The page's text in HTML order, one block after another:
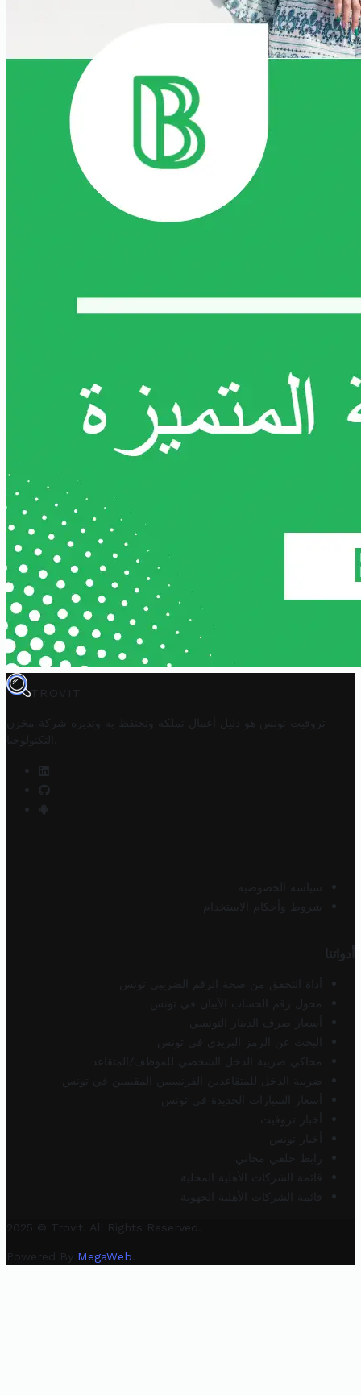
TROVIT
تروفيت تونس هو دليل أعمال تملكه وتحتفظ به وتديره
شركة مخزن
التكنولوجيا
سياسة الخصوصية
شروط وأحكام الاستخدام
أدواتنا
أداة التحقق من صحة الرقم الضريبي تونس
محول رقم الحساب الآيبان في تونس
أسعار صرف الدينار التونسي
البحث عن الرمز البريدي في تونس
محاكي ضريبة الدخل الشخصي للموظف/المتقاعد
ضريبة الدخل للمتقاعدين الفرنسيين المقيمين في تونس
أسعار السيارات الجديدة في تونس
أخبار تروفيت
أخبار تونس
رابط خلفي مجاني
قائمة الشركات الأهلية المحلية
قائمة الشركات الأهلية الجهوية
2025 © Trovit. All Rights Reserved.
Powered By MegaWeb